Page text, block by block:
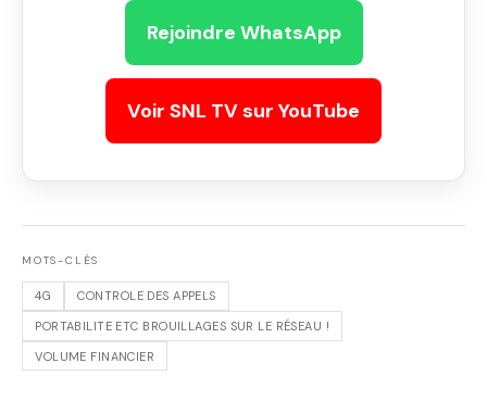
Rejoindre WhatsApp
Voir SNL TV sur YouTube
MOTS-CLÉS
4G
CONTROLE DES APPELS
PORTABILITE ETC BROUILLAGES SUR LE RÉSEAU !
VOLUME FINANCIER